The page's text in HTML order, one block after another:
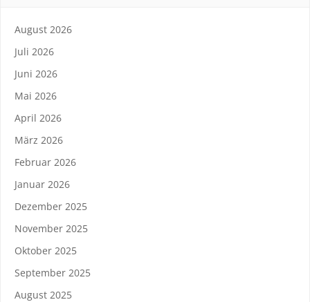
August 2026
Juli 2026
Juni 2026
Mai 2026
April 2026
März 2026
Februar 2026
Januar 2026
Dezember 2025
November 2025
Oktober 2025
September 2025
August 2025